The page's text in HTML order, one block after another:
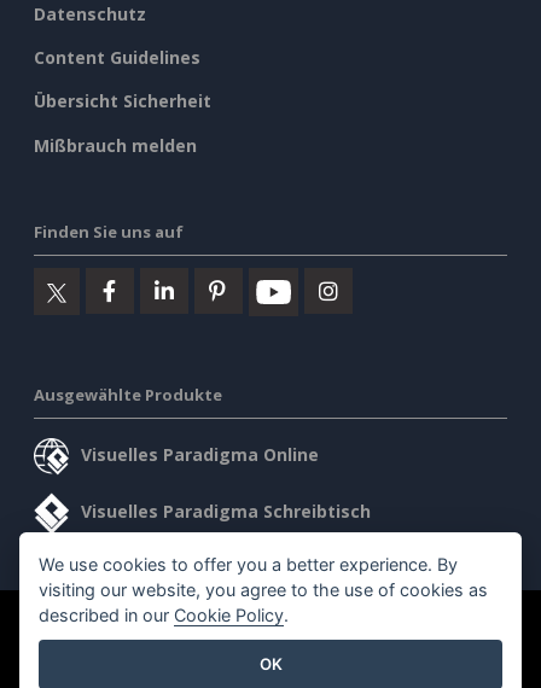
Datenschutz
Content Guidelines
Übersicht Sicherheit
Mißbrauch melden
Finden Sie uns auf
Ausgewählte Produkte
Visuelles Paradigma Online
Visuelles Paradigma Schreibtisch
©2026 by Visual Paradigm. Alle Rechte vorbehalten.
We use cookies to offer you a better experience. By
visiting our website, you agree to the use of cookies as
described in our Cookie Policy.
OK